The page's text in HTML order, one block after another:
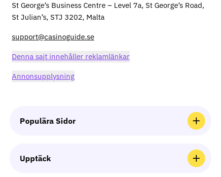
St George’s Business Centre – Level 7a, St George’s Road,
St Julian’s, STJ 3202, Malta
support@casinoguide.se
Denna sajt innehåller reklamlänkar
Annonsupplysning
Populära Sidor
Nyheter
Upptäck